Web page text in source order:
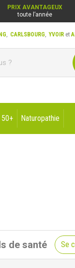
PRIX AVANTAGEUX
toute l’année
, CARLSBOURG,YVOIRet
50+ Naturopathie
de santé Se